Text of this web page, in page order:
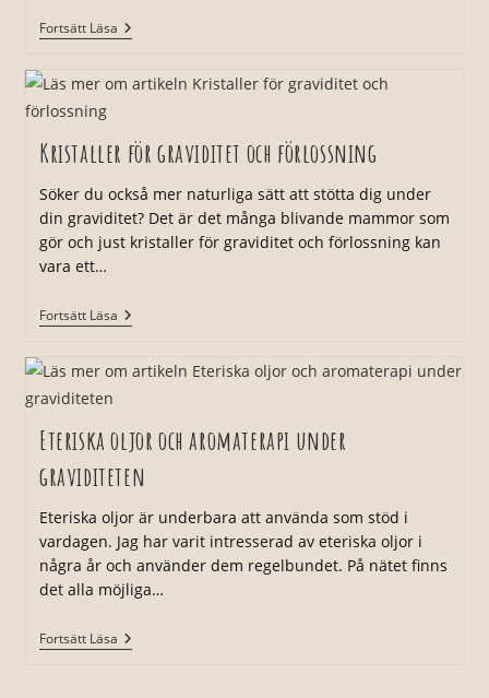
Fortsätt LäsaStyrka
Genom
–
Och
Den
Fjärde
Trimestern
Kristaller för graviditet och förlossning
Söker du också mer naturliga sätt att stötta dig under
din graviditet? Det är det många blivande mammor som
gör och just kristaller för graviditet och förlossning kan
vara ett…
Fortsätt LäsaKristaller
För
Och
Eteriska oljor och aromaterapi under
graviditeten
Eteriska oljor är underbara att använda som stöd i
vardagen. Jag har varit intresserad av eteriska oljor i
några år och använder dem regelbundet. På nätet finns
det alla möjliga…
Fortsätt LäsaEteriska
Oljor